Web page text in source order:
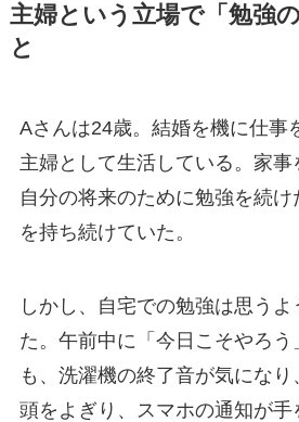
主婦という立場で「勉強
と
Aさんは24歳。結婚を機に仕事
主婦として生活している。家事
自分の将来のために勉強を続
を持ち続けていた。
しかし、自宅での勉強は思う
た。午前中に「今日こそやろう
も、洗濯機の終了音が気にな
頭をよぎり、スマホの通知が手